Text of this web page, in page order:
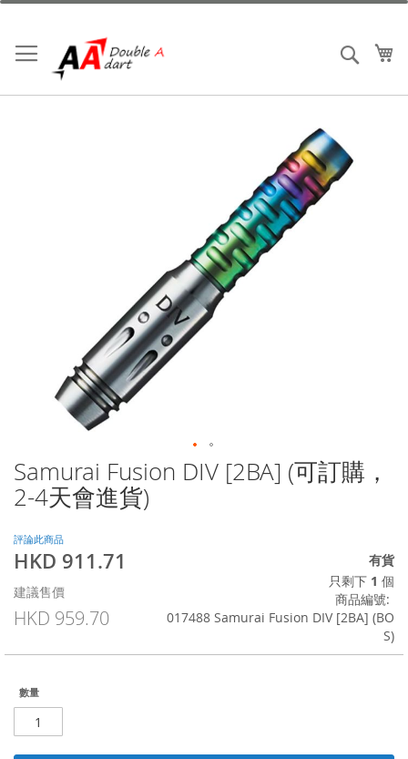
跳
內
容
搜索
Samurai Fusion DIV [2BA] (可訂購，
2-4天會進貨)
評論此商品
特
價
格
HKD 911.71
建議售價
HKD 959.70
有貨
只剩下 1 個
商品編號
017488 Samurai Fusion DIV [2BA] (BO
S)
數量
Skip
to
the
of
the
gallery